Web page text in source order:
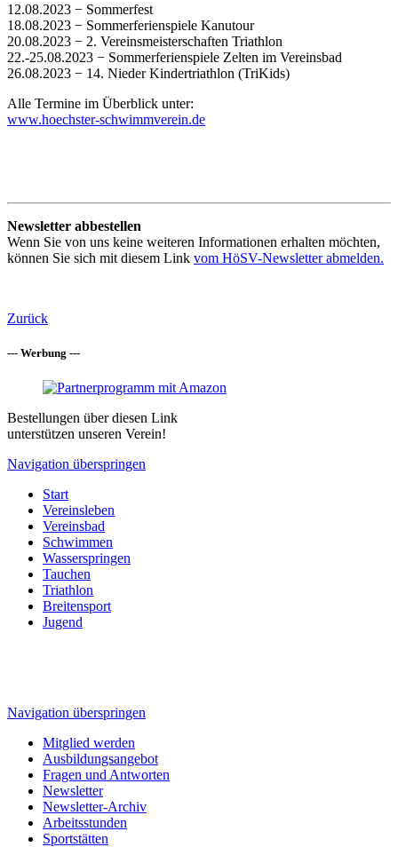
12.08.2023 − Sommerfest
18.08.2023 − Sommerferienspiele Kanutour
20.08.2023 − 2. Vereinsmeisterschaften Triathlon
22.-25.08.2023 − Sommerferienspiele Zelten im Vereinsbad
26.08.2023 − 14. Nieder Kindertriathlon (TriKids)
Alle Termine im Überblick unter:
www.hoechster-schwimmverein.de
Newsletter abbestellen
Wenn Sie von uns keine weiteren Informationen erhalten möchten,
können Sie sich mit diesem Link vom HöSV-Newsletter abmelden.
Zurück
--- Werbung ---
Bestellungen über diesen Link
unterstützen unseren Verein!
Navigation überspringen
Start
Vereinsleben
Vereinsbad
Schwimmen
Wasserspringen
Tauchen
Triathlon
Breitensport
Jugend
Navigation überspringen
Mitglied werden
Ausbildungsangebot
Fragen und Antworten
Newsletter
Newsletter-Archiv
Arbeitsstunden
Sportstätten